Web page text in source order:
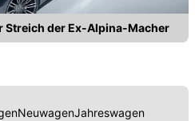
Streich der Ex-Alpina-Macher
NeuwagenJahreswagen